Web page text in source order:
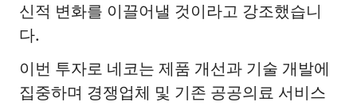
신적 변화를 이끌어낼 것이라고 강조했습니
다.
이번 투자로 네코는 제품 개선과 기술 개발에
집중하며 경쟁업체 및 기존 공공의료 서비스